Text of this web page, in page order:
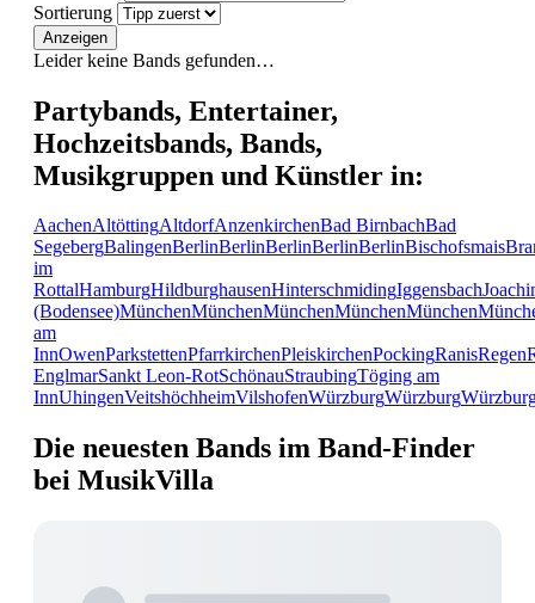
Sortierung
Anzeigen
Leider keine Bands gefunden…
Partybands, Entertainer,
Hochzeitsbands, Bands,
Musikgruppen und Künstler in:
AachenAltöttingAltdorfAnzenkirchenBad BirnbachBad
SegebergBalingenBerlinBerlinBerlinBerlinBerlinBischofsmais
im
RottalHamburgHildburghausenHinterschmidingIggensbach
(Bodensee)MünchenMünchenMünchenMünchenMünchen
am
InnOwenParkstettenPfarrkirchenPleiskirchenPockingRanisRegen
EnglmarSankt Leon-RotSchönauStraubingTöging am
InnUhingenVeitshöchheimVilshofenWürzburgWürzburg
Die neuesten Bands im Band-Finder
bei MusikVilla